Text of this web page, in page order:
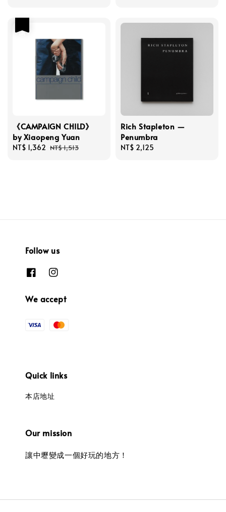
《CAMPAIGN CHILD》
by Xiaopeng Yuan
Sale
NT$ 1,362 Regular
NT$ 1,513
Rich Stapleton —
Penumbra
Regular
NT$ 2,125
Follow us
We accept
Quick links
本店地址
Our mission
讓中壢變成一個好玩的地方！